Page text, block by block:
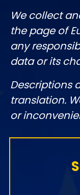
We collect
the page of
any
data or its
Descriptions
translation.
or